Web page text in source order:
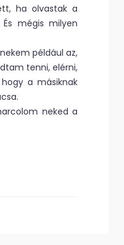
ha olvastak a
mégis milyen
például az,
tenni, elérni,
a másiknak
neked a